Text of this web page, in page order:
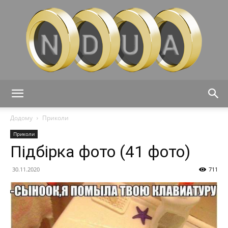
Додому
Приколи
Приколи
Підбірка фото (41 фото)
30.11.2020 711